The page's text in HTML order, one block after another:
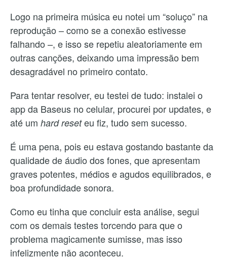
Logo na primeira música eu notei um “soluço” na
reprodução – como se a conexão estivesse
falhando –, e isso se repetiu aleatoriamente em
outras canções, deixando uma impressão bem
desagradável no primeiro contato.
Para tentar resolver, eu testei de tudo: instalei o
app da Baseus no celular, procurei por updates, e
até um hard reseteu fiz, tudo sem sucesso.
É uma pena, pois eu estava gostando bastante da
qualidade de áudio dos fones, que apresentam
graves potentes, médios e agudos equilibrados, e
boa profundidade sonora.
Como eu tinha que concluir esta análise, segui
com os demais testes torcendo para que o
problema magicamente sumisse, mas isso
infelizmente não aconteceu.